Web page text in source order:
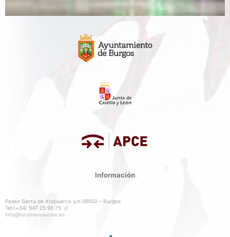
Información
Paseo Sierra de Atapuerca s/n 09002 – Burgos
Tel:(+34) 947 25 95 75 //
info@forumevolucion.es